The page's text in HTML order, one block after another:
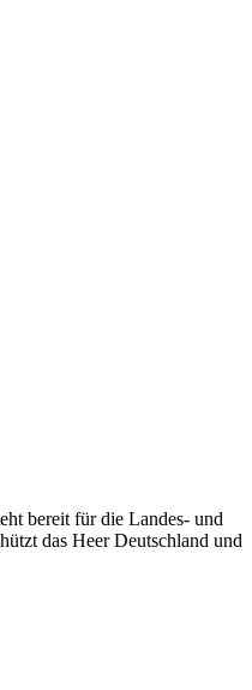
bereit für die Landes- und
das Heer Deutschland und